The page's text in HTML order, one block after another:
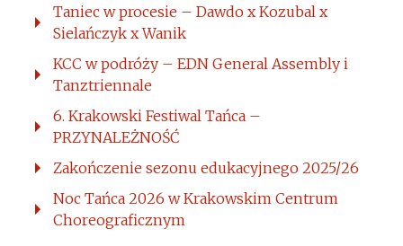
Taniec w procesie – Dawdo x Kozubal x
Sielańczyk x Wanik
KCC w podróży – EDN General Assembly i
Tanztriennale
6. Krakowski Festiwal Tańca –
PRZYNALEŻNOŚĆ
Zakończenie sezonu edukacyjnego 2025/26
Noc Tańca 2026 w Krakowskim Centrum
Choreograficznym